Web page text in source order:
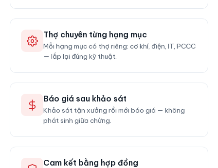
Thợ chuyên từng hạng mục
Mỗi hạng mục có thợ riêng: cơ khí, điện, IT, PCCC
— lắp lại đúng kỹ thuật.
Báo giá sau khảo sát
Khảo sát tận xưởng rồi mới báo giá — không
phát sinh giữa chừng.
Cam kết bằng hợp đồng